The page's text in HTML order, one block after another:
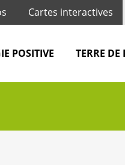
Cartes interactives
POSITIVE TERRE DE